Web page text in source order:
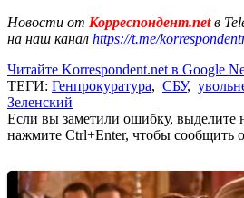
Новости от Корреспондент.netв
на наш канал https://t.me/
Читайте Korrespondent.net в Google
ТЕГИ: Генпрокуратура, СБУ,
Зеленский
Если вы заметили ошибку, выделите
нажмите Ctrl+Enter, чтобы сообщить